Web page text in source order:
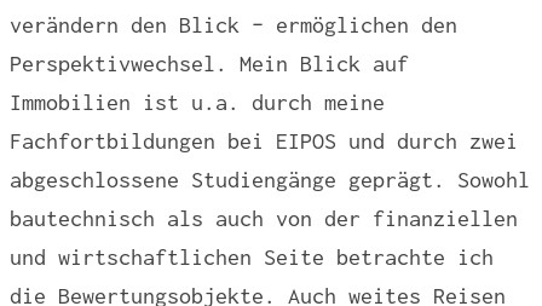
verändern den Blick – ermöglichen den
Perspektivwechsel. Mein Blick auf
Immobilien ist u.a. durch meine
Fachfortbildungen bei EIPOS und durch zwei
abgeschlossene Studiengänge geprägt. Sowohl
bautechnisch als auch von der finanziellen
und wirtschaftlichen Seite betrachte ich
die Bewertungsobjekte. Auch weites Reisen